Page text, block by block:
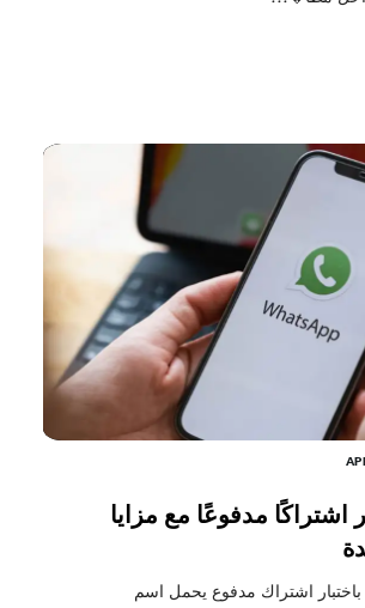
اشتراكًا مدفوعًا مع مزايا
باختبار اشتراك مدفوع يحمل اسم